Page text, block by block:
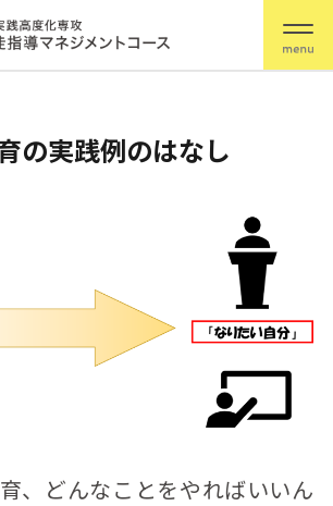
の実践例のはなし
、どんなことをやればいいん